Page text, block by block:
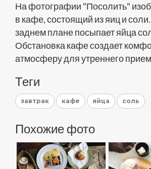
На фотографии "Посолить"
в кафе, состоящий из яиц и
заднем плане посыпает яйца
Обстановка кафе создает
атмосферу для утреннего
Теги
завтрак кафе яйца соль
Похожие фото